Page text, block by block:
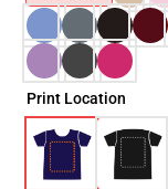
Print Location